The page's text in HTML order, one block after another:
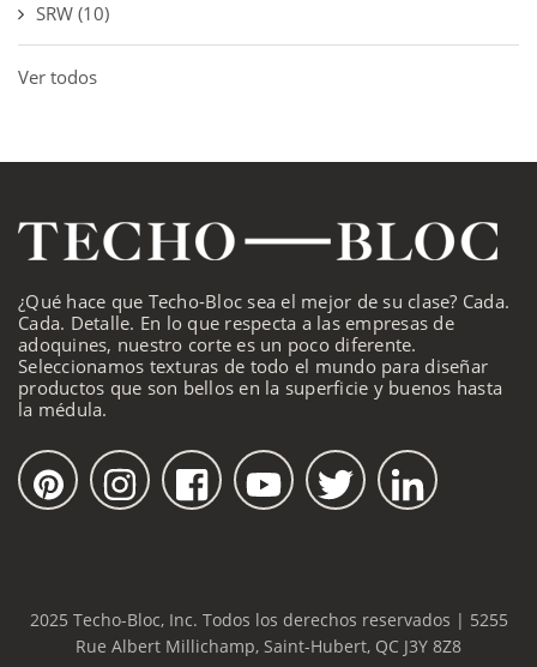
SRW (10)
Ver todos
¿Qué hace que Techo-Bloc sea el mejor de su clase? Cada.
Cada. Detalle. En lo que respecta a las empresas de
adoquines, nuestro corte es un poco diferente.
Seleccionamos texturas de todo el mundo para diseñar
productos que son bellos en la superficie y buenos hasta
la médula.
2025 Techo-Bloc, Inc. Todos los derechos reservados | 5255
Rue Albert Millichamp, Saint-Hubert, QC J3Y 8Z8